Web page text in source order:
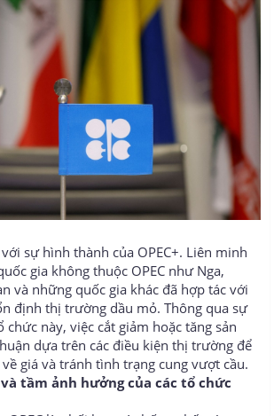
sự hình thành của OPEC+. Liên minh
gia không thuộc OPEC như Nga,
và những quốc gia khác đã hợp tác với
định thị trường dầu mỏ. Thông qua sự
chức này, việc cắt giảm hoặc tăng sản
dựa trên các điều kiện thị trường để
giá và tránh tình trạng cung vượt cầu.
tầm ảnh hưởng của các tổ chức